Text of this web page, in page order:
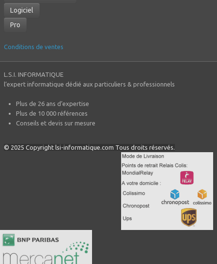
Logiciel
Pro
Conditions de ventes
L.S.I. INFORMATIQUE
l’expert informatique dédié aux particuliers & professionnels
Plus de 26 ans d’expertise
Plus de 10 000 références
Conseils et devis sur mesure
© 2025 Copyright lsi-informatique.com Tous droits réservés.